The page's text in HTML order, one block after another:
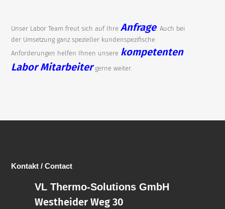
Unser Labor Team freut sich auf Ihre Anfrage. Auch bei
der Umsetzung ganz spezieller kundenspezifische
Anforderungen helfen Ihnen unsere kompetenten
Labor Mitarbeitergerne weiter.
Kontakt / Contact
VL Thermo-Solutions GmbH
Westheider Weg 30